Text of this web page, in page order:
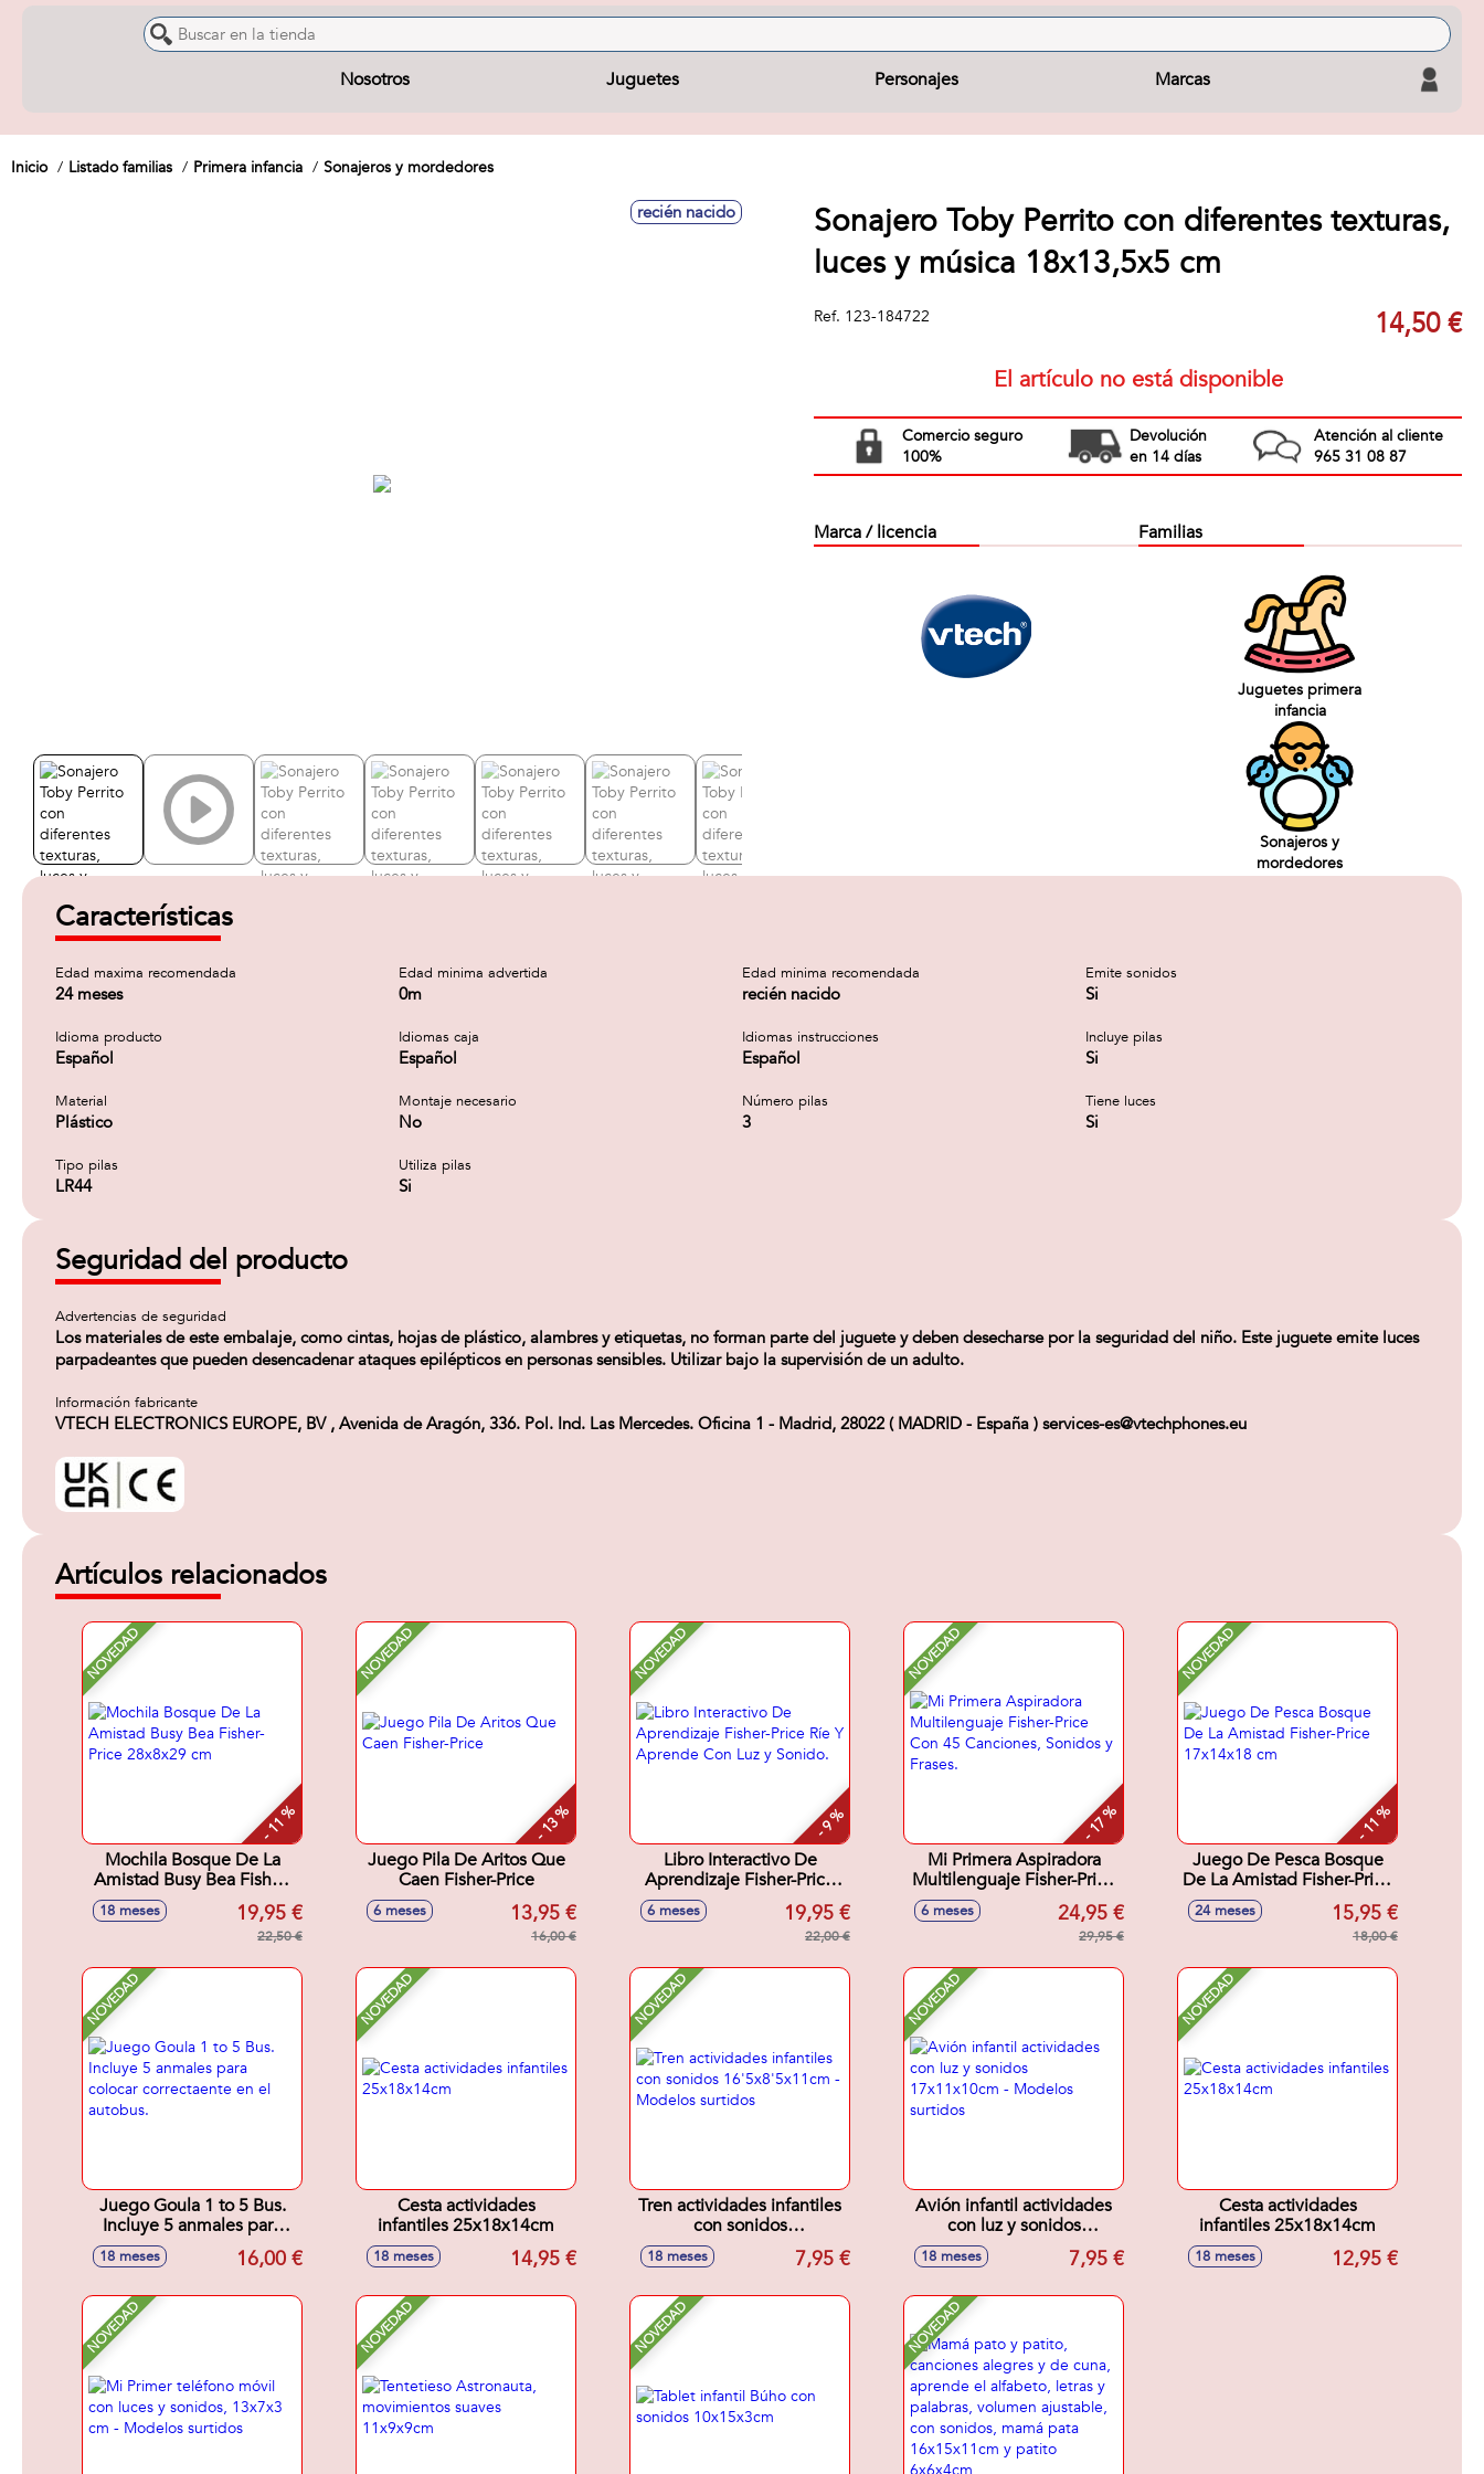
Nosotros Juguetes Personajes Marcas
Inicio Listado familias Primera infancia Sonajeros y mordedores
recién nacido
Sonajero Toby Perrito con diferentes texturas,
luces y música 18x13,5x5 cm
Ref. 123-184722 14,50 €
El artículo no está disponible
Comercio seguro
100%
Devolución
en 14 días
Atención al cliente
965 31 08 87
Marca / licencia Familias
Juguetes primera
infancia
Sonajeros y
mordedores
Características
Edad maxima recomendada
24 meses
Edad minima advertida
0m
Edad minima recomendada
recién nacido
Emite sonidos
Si
Idioma producto
Español
Idiomas caja
Español
Idiomas instrucciones
Español
Incluye pilas
Si
Material
Plástico
Montaje necesario
No
Número pilas
3
Tiene luces
Si
Tipo pilas
LR44
Utiliza pilas
Si
Seguridad del producto
Advertencias de seguridad
Los materiales de este embalaje, como cintas, hojas de plástico, alambres y etiquetas, no forman parte del juguete y deben desecharse por la seguridad del niño. Este juguete emite luces
parpadeantes que pueden desencadenar ataques epilépticos en personas sensibles. Utilizar bajo la supervisión de un adulto.
Información fabricante
VTECH ELECTRONICS EUROPE, BV , Avenida de Aragón, 336. Pol. Ind. Las Mercedes. Oficina 1 - Madrid, 28022 ( MADRID - España ) services-es@vtechphones.eu
Artículos relacionados
NOVEDAD
- 11 %
Mochila Bosque De La
Amistad Busy Bea Fisher-
Price 28x8x29 cm
18 meses 19,95 €
22,50 €
NOVEDAD
- 13 %
Juego Pila De Aritos Que
Caen Fisher-Price
6 meses 13,95 €
16,00 €
NOVEDAD
- 9 %
Libro Interactivo De
Aprendizaje Fisher-Price
Ríe Y Aprende Con Luz y
6 meses 19,95 €
22,00 €
NOVEDAD
- 17 %
Mi Primera Aspiradora
Multilenguaje Fisher-Price
Con 45 Canciones,
Sonidos y Frases.
6 meses 24,95 €
29,95 €
NOVEDAD
- 11 %
Juego De Pesca Bosque
De La Amistad Fisher-Price
17x14x18 cm
24 meses 15,95 €
18,00 €
NOVEDAD
Juego Goula 1 to 5 Bus.
Incluye 5 anmales para
colocar correctaente en el
autobus.
18 meses 16,00 €
NOVEDAD
Cesta actividades
infantiles 25x18x14cm
18 meses 14,95 €
NOVEDAD
Tren actividades infantiles
con sonidos
16'5x8'5x11cm - Modelos
surtidos
18 meses 7,95 €
NOVEDAD
Avión infantil actividades
con luz y sonidos
17x11x10cm - Modelos
surtidos
18 meses 7,95 €
NOVEDAD
Cesta actividades
infantiles 25x18x14cm
18 meses 12,95 €
NOVEDAD NOVEDAD NOVEDAD NOVEDAD